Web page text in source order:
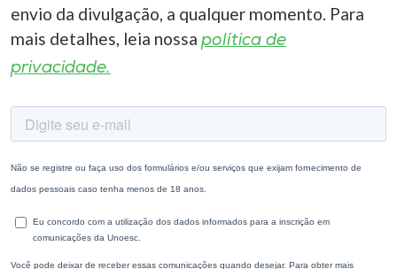
envio da divulgação, a qualquer momento. Para
mais detalhes, leia nossa política de
privacidade.